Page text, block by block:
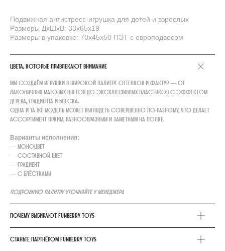
Подвижная антистресс-игрушка для детей и взрослых
Размеры ДхШхВ: 33x65x19
Размеры в упаковке: 70х45х50 ПЭТ с европодвесом
Цвета, которые привлекают внимание
Мы создаём игрушки в широкой палитре оттенков и фактур — от
лаконичных матовых цветов до эксклюзивных пластиков с эффектом
дерева, градиента и блеска.
Одна и та же модель может выглядеть совершенно по-разному, что делает
ассортимент ярким, разнообразным и заметным на полке.
Варианты исполнения:
— моноцвет
— составной цвет
— градиент
— с блёстками
Подробную палитру уточняйте у менеджера
Почему выбирают FunBerry Toys
Станьте партнёром FunBerry Toys